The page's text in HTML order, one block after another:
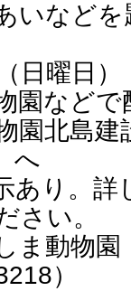
いなどを
日曜日
園など
園北島
へ
り。詳
さい。
ま動物
）